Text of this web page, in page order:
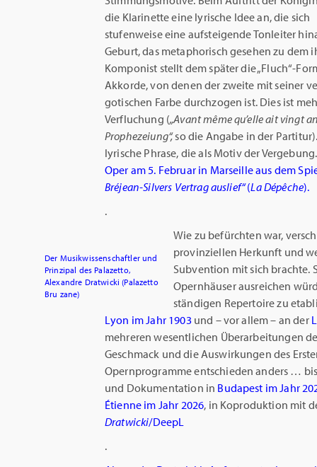
die Klarinette eine lyrische Idee an, die sich
stufenweise eine aufsteigende Tonleiter
Geburt, das metaphorisch gesehen zu dem
Komponist stellt dem später die „Fluch“-
Akkorde, von denen der zweite mit seiner
gotischen Farbe durchzogen ist. Dies ist
Verfluchung („Avant même qu’elle ait vingt
Prophezeiung“,so die Angabe in der
lyrische Phrase, die als Motiv der Vergebung.
Oper am 5. Februar in Marseille aus dem
Bréjean-Silvers Vertrag auslief“(La Dépêche).
.
Der Musikwissenschaftler und
Prinzipal des Palazetto,
Alexandre Dratwicki (Palazetto
Bru zane)
Wie zu befürchten war,
provinziellen Herkunft und
Subvention mit sich brachte.
Opernhäuser ausreichen
ständigen Repertoire zu
Lyon im Jahr 1903 und – vor allem – an der
mehreren wesentlichen Überarbeitungen
Geschmack und die Auswirkungen des
Opernprogramme entschieden anders …
und Dokumentation in Budapest im Jahr
Étienne im Jahr 2026, in Koproduktion mit
Dratwicki/DeepL
.